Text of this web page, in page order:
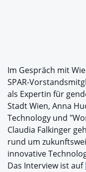
Im Gespräch mit
SPAR-
als Expertin für
Stadt Wien, Anna
Technology und
Claudia Falkinger
rund um
innovative
Das Interview ist auf